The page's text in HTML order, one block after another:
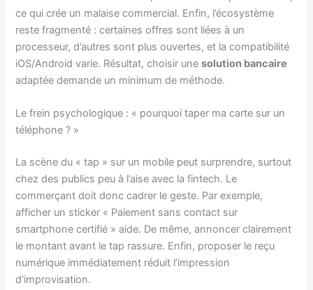
ce qui crée un malaise commercial. Enfin, l’écosystème
reste fragmenté : certaines offres sont liées à un
processeur, d’autres sont plus ouvertes, et la compatibilité
iOS/Android varie. Résultat, choisir unesolution bancaire
adaptée demande un minimum de méthode.
Le frein psychologique : « pourquoi taper ma carte sur un
téléphone ? »
La scène du « tap » sur un mobile peut surprendre, surtout
chez des publics peu à l’aise avec la fintech. Le
commerçant doit donc cadrer le geste. Par exemple,
afficher un sticker « Paiement sans contact sur
smartphone certifié » aide. De même, annoncer clairement
le montant avant le tap rassure. Enfin, proposer le reçu
numérique immédiatement réduit l’impression
d’improvisation.